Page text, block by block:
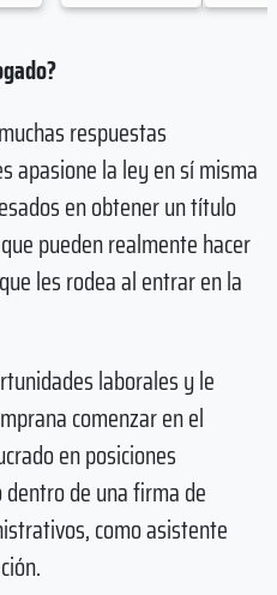
respuestas
apasione la ley en sí misma
en obtener un título
pueden realmente hacer
les rodea al entrar en la
laborales y le
comenzar en el
en posiciones
de una firma de
como asistente